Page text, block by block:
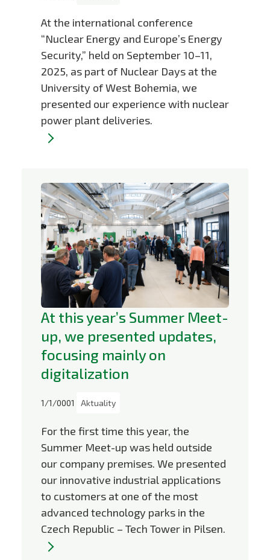
At the international conference
“Nuclear Energy and Europe’s Energy
Security,” held on September 10–11,
2025, as part of Nuclear Days at the
University of West Bohemia, we
presented our experience with nuclear
power plant deliveries.
At this year’s Summer Meet-
up, we presented updates,
focusing mainly on
digitalization
1/1/0001 Aktuality
For the first time this year, the
Summer Meet-up was held outside
our company premises. We presented
our innovative industrial applications
to customers at one of the most
advanced technology parks in the
Czech Republic – Tech Tower in Pilsen.